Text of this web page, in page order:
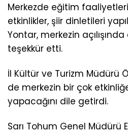
Merkezde eğitim
etkinlikler, şiir dinletileri
Yontar, merkezin
teşekkür etti.
İl Kültür ve Turizm Müdürü
de merkezin bir çok
yapacağını dile getirdi.
Sarı Tohum Genel Müdürü